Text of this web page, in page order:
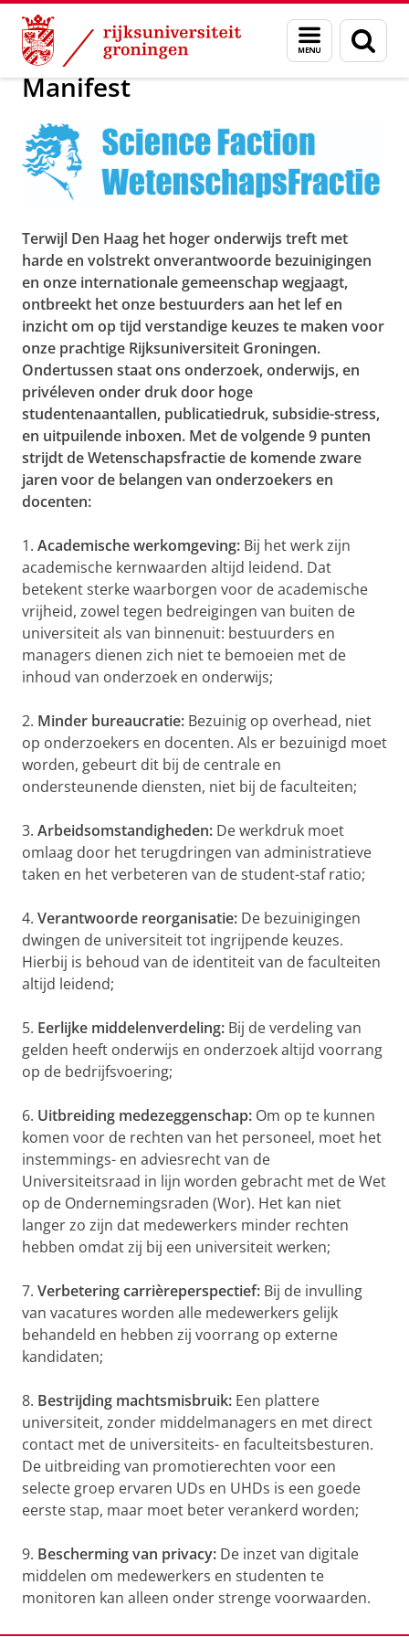
Skip
Content
Skip
Navigation
Menu
en
zoeken
Over ons Wetenschapsfractie
Manifest
Terwijl Den Haag het hoger onderwijs treft met
harde en volstrekt onverantwoorde bezuinigingen
en onze internationale gemeenschap wegjaagt,
ontbreekt het onze bestuurders aan het lef en
inzicht om op tijd verstandige keuzes te maken voor
onze prachtige Rijksuniversiteit Groningen.
Ondertussen staat ons onderzoek, onderwijs, en
privéleven onder druk door hoge
studentenaantallen, publicatiedruk, subsidie-stress,
en uitpuilende inboxen. Met de volgende 9 punten
strijdt de Wetenschapsfractie de komende zware
jaren voor de belangen van onderzoekers en
docenten:
1. Academische werkomgeving: Bij het werk zijn
academische kernwaarden altijd leidend. Dat
betekent sterke waarborgen voor de academische
vrijheid, zowel tegen bedreigingen van buiten de
universiteit als van binnenuit: bestuurders en
managers dienen zich niet te bemoeien met de
inhoud van onderzoek en onderwijs;
2. Minder bureaucratie: Bezuinig op overhead, niet
op onderzoekers en docenten. Als er bezuinigd moet
worden, gebeurt dit bij de centrale en
ondersteunende diensten, niet bij de faculteiten;
3. Arbeidsomstandigheden: De werkdruk moet
omlaag door het terugdringen van administratieve
taken en het verbeteren van de student-staf ratio;
4. Verantwoorde reorganisatie: De bezuinigingen
dwingen de universiteit tot ingrijpende keuzes.
Hierbij is behoud van de identiteit van de faculteiten
altijd leidend;
5. Eerlijke middelenverdeling: Bij de verdeling van
gelden heeft onderwijs en onderzoek altijd voorrang
op de bedrijfsvoering;
6. Uitbreiding medezeggenschap: Om op te kunnen
komen voor de rechten van het personeel, moet het
instemmings- en adviesrecht van de
Universiteitsraad in lijn worden gebracht met de Wet
op de Ondernemingsraden (Wor). Het kan niet
langer zo zijn dat medewerkers minder rechten
hebben omdat zij bij een universiteit werken;
7. Verbetering carrièreperspectief: Bij de invulling
van vacatures worden alle medewerkers gelijk
behandeld en hebben zij voorrang op externe
kandidaten;
8. Bestrijding machtsmisbruik: Een plattere
universiteit, zonder middelmanagers en met direct
contact met de universiteits- en faculteitsbesturen.
De uitbreiding van promotierechten voor een
selecte groep ervaren UDs en UHDs is een goede
eerste stap, maar moet beter verankerd worden;
9. Bescherming van privacy: De inzet van digitale
middelen om medewerkers en studenten te
monitoren kan alleen onder strenge voorwaarden.